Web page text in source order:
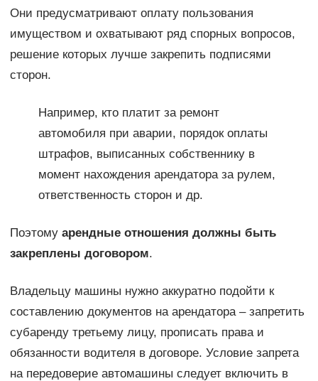
Они предусматривают оплату пользования
имуществом и охватывают ряд спорных вопросов,
решение которых лучше закрепить подписями
сторон.
Например, кто платит за ремонт
автомобиля при аварии, порядок оплаты
штрафов, выписанных собственнику в
момент нахождения арендатора за рулем,
ответственность сторон и др.
Поэтому арендные отношения должны быть
закреплены договором.
Владельцу машины нужно аккуратно подойти к
составлению документов на арендатора – запретить
субаренду третьему лицу, прописать права и
обязанности водителя в договоре. Условие запрета
на передоверие автомашины следует включить в